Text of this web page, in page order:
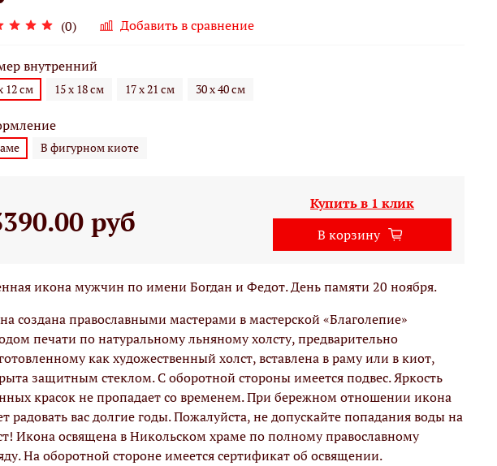
(0) Добавить в сравнение
внутренний
12 см 15 х 18 см 17 х 21 см 30 х 40 см
В фигурном киоте
руб
Купить в 1 клик
В корзину
икона мужчин по имени Богдан и Федот. День памяти 20 ноября.
создана православными мастерами в мастерской «Благолепие»
печати по натуральному льняному холсту, предварительно
как художественный холст, вставлена в раму или в киот,
защитным стеклом. С оборотной стороны имеется подвес. Яркость
красок не пропадает со временем. При бережном отношении икона
радовать вас долгие годы. Пожалуйста, не допускайте попадания воды на
Икона освящена в Никольском храме по полному православному
На оборотной стороне имеется сертификат об освящении.